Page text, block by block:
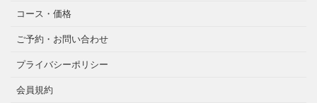
コース・価格
ご予約・お問い合わせ
プライバシーポリシー
会員規約